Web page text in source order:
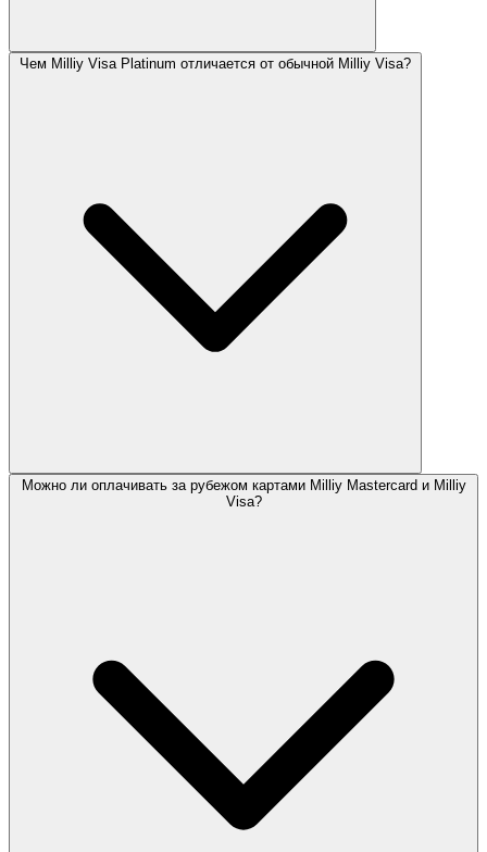
Чем Milliy Visa Platinum отличается от обычной Milliy Visa?
Можно ли оплачивать за рубежом картами Milliy Mastercard и Milliy
Visa?